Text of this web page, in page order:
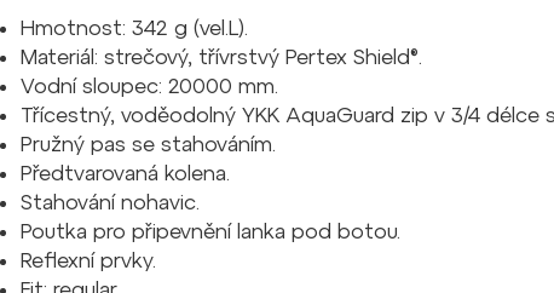
Hmotnost: 342 g (vel.L).
Materiál: strečový, třívrstvý Pertex Shield®.
Vodní sloupec: 20000 mm.
Třícestný, voděodolný YKK AquaGuard zip v 3/4 délce
Pružný pas se stahováním.
Předtvarovaná kolena.
Stahování nohavic.
Poutka pro připevnění lanka pod botou.
Reflexní prvky.